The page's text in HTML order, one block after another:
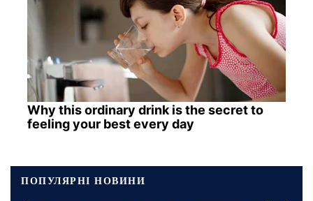
Why this ordinary drink is the secret to
feeling your best every day
ПОПУЛЯРНІ НОВИНИ